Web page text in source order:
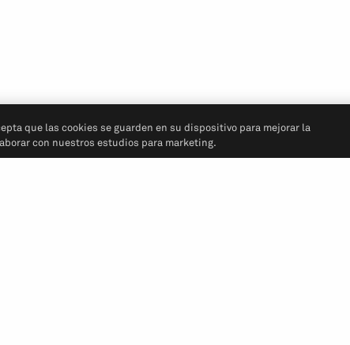
que las cookies se guarden en su dispositivo para mejorar la
con nuestros estudios para marketing.